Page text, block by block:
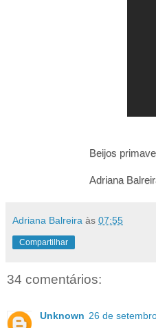
Beijos
Adriana
Adriana Balreira às 07:55
Compartilhar
34 comentários:
Unknown 26 de